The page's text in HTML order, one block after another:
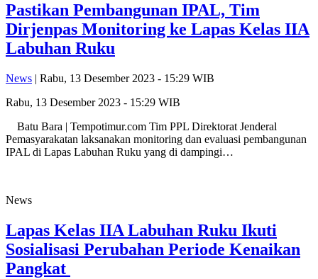
Pastikan Pembangunan IPAL, Tim
Dirjenpas Monitoring ke Lapas Kelas IIA
Labuhan Ruku
News | Rabu, 13 Desember 2023 - 15:29 WIB
Rabu, 13 Desember 2023 - 15:29 WIB
Batu Bara | Tempotimur.com Tim PPL Direktorat Jenderal
Pemasyarakatan laksanakan monitoring dan evaluasi pembangunan
IPAL di Lapas Labuhan Ruku yang di dampingi…
News
Lapas Kelas IIA Labuhan Ruku Ikuti
Sosialisasi Perubahan Periode Kenaikan
Pangkat